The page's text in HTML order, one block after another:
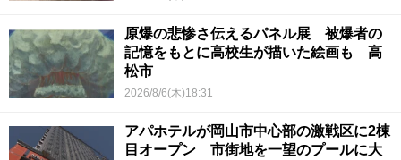
原爆の悲惨さ伝えるパネル展 被爆者の
記憶をもとに高校生が描いた絵画も 高
松市
2026/8/6(木)18:31
アパホテルが岡山市中心部の激戦区に2棟
目オープン 市街地を一望のプールに大